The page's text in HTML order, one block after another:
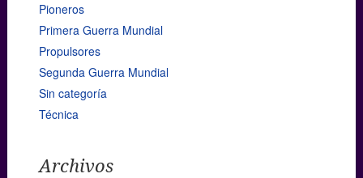
Pioneros
Primera Guerra Mundial
Propulsores
Segunda Guerra Mundial
Sin categoría
Técnica
Archivos